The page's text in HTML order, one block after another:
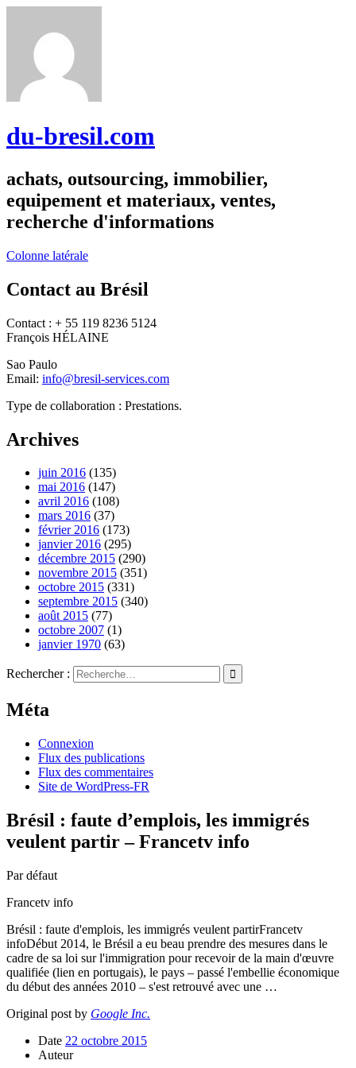
du-bresil.com
achats, outsourcing, immobilier,
equipement et materiaux, ventes,
recherche d'informations
Colonne latérale
Contact au Brésil
Contact : + 55 119 8236 5124
François HÉLAINE
Sao Paulo
Email: info@bresil-services.com
Type de collaboration : Prestations.
Archives
juin 2016 (135)
mai 2016 (147)
avril 2016 (108)
mars 2016 (37)
février 2016 (173)
janvier 2016 (295)
décembre 2015 (290)
novembre 2015 (351)
octobre 2015 (331)
septembre 2015 (340)
août 2015 (77)
octobre 2007 (1)
janvier 1970 (63)
Rechercher :
Méta
Connexion
Flux des publications
Flux des commentaires
Site de WordPress-FR
Brésil : faute d’emplois, les immigrés
veulent partir – Francetv info
Par défaut
Francetv info
Brésil : faute d'emplois, les immigrés veulent partirFrancetv
infoDébut 2014, le Brésil a eu beau prendre des mesures dans le
cadre de sa loi sur l'immigration pour recevoir de la main d'œuvre
qualifiée (lien en portugais), le pays – passé l'embellie économique
du début des années 2010 – s'est retrouvé avec une …
Original post by Google Inc.
Date 22 octobre 2015
Auteur